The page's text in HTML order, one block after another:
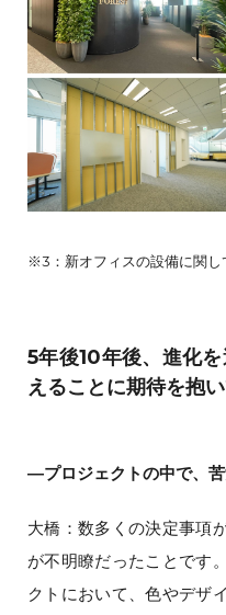
※3：新オフィスの設備に関し
5年後10年後、進化
えることに期待を抱
―プロジェクトの中で、苦
大橋：数多くの決定事項
が不明瞭だったことです
クトにおいて、色やデザ